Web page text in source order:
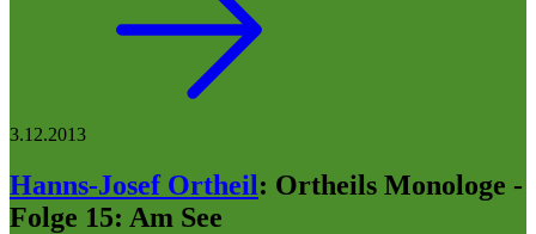
3.12.2013
Hanns-Josef Ortheil: Ortheils Monologe -
Folge 15: Am See